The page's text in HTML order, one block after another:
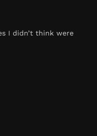
I didn’t think were